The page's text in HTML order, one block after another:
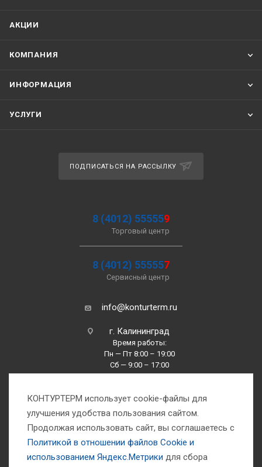
АКЦИИ
КОМПАНИЯ
ИНФОРМАЦИЯ
УСЛУГИ
ПОДПИСАТЬСЯ НА РАССЫЛКУ
8 (4012) 555559
Торговый центр
8 (4012) 555557
Сервисный центр
info@konturterm.ru
г. Калининград
Время работы:
Пн — Пт 8:00 – 19:00
Сб — 9:00 – 17:00
Вс —10:00 – 16:00
КОНТУРТЕРМ использует cookie-файлы для
улучшения удобства пользования сайтом.
Продолжая использовать сайт, вы соглашаетесь с
Политикой в отношении файлов Сookie и
использованием Яндекс.Метрики для сбора